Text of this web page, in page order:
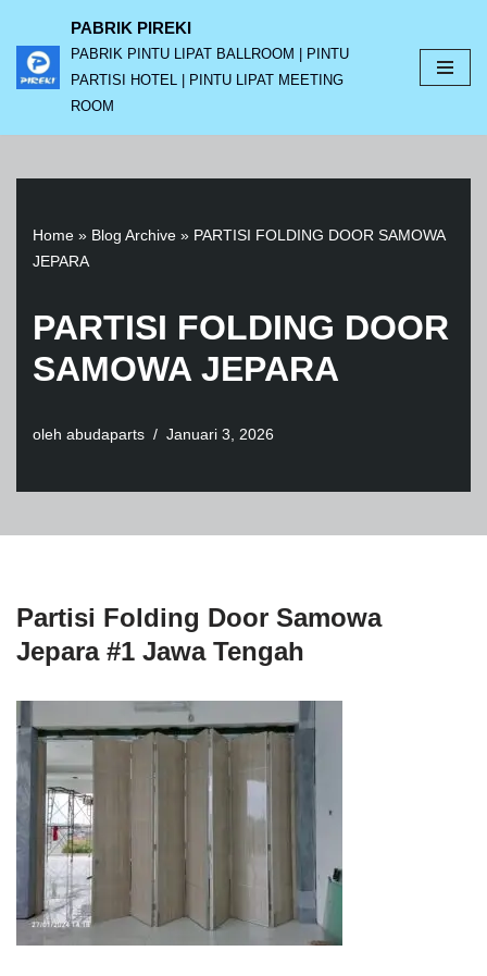
Lompat
ke
PABRIK PIREKI
PABRIK PINTU LIPAT BALLROOM | PINTU
PARTISI HOTEL | PINTU LIPAT MEETING
ROOM
Home » Blog Archive » PARTISI FOLDING DOOR SAMOWA
JEPARA
PARTISI FOLDING DOOR
SAMOWA JEPARA
oleh abudaparts Januari 3, 2026
Partisi Folding Door Samowa
Jepara #1 Jawa Tengah